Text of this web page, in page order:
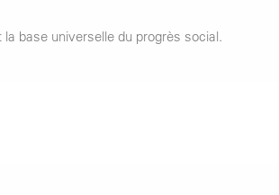
base universelle du progrès social.